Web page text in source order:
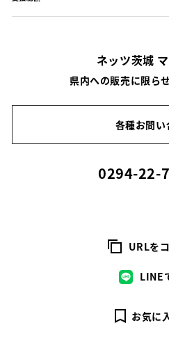
ネッツ茨城
県内への販売に限ら
各種お問い
0294-22-
URLを
LINE
お気に